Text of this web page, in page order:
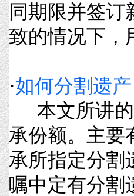
同期限并签订
致的情况下，
·如何分割遗产
本文所讲的
承份额。主要
承所指定分割
嘱中定有分割